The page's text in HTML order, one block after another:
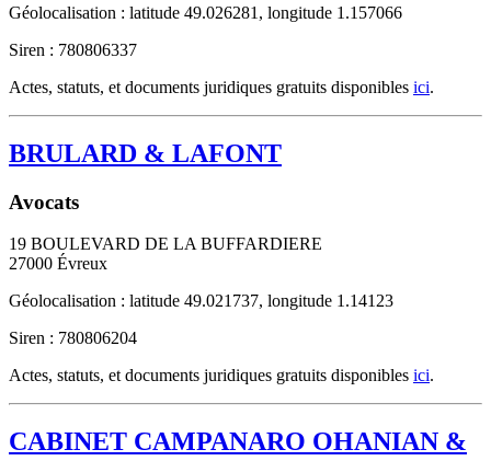
Géolocalisation : latitude 49.026281, longitude 1.157066
Siren : 780806337
Actes, statuts, et documents juridiques gratuits disponibles ici.
BRULARD & LAFONT
Avocats
19 BOULEVARD DE LA BUFFARDIERE
27000 Évreux
Géolocalisation : latitude 49.021737, longitude 1.14123
Siren : 780806204
Actes, statuts, et documents juridiques gratuits disponibles ici.
CABINET CAMPANARO OHANIAN &